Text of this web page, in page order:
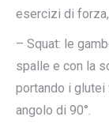
esercizi di
– Squat: le
spalle e con la
portando i glutei
angolo di 90°.